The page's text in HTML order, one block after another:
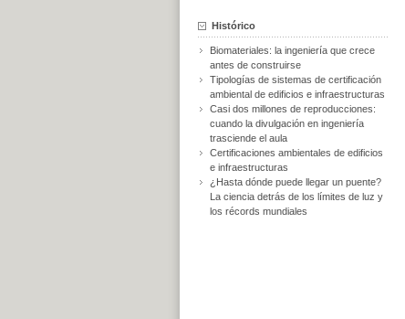
Histórico
Biomateriales: la ingeniería que crece
antes de construirse
Tipologías de sistemas de certificación
ambiental de edificios e infraestructuras
Casi dos millones de reproducciones:
cuando la divulgación en ingeniería
trasciende el aula
Certificaciones ambientales de edificios
e infraestructuras
¿Hasta dónde puede llegar un puente?
La ciencia detrás de los límites de luz y
los récords mundiales